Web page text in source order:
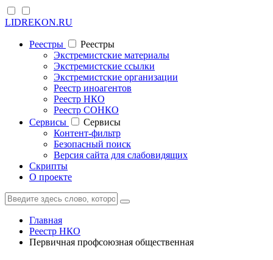
LIDREKON.RU
Реестры
Реестры
Экстремистские материалы
Экстремистские ссылки
Экстремистские организации
Реестр иноагентов
Реестр НКО
Реестр СОНКО
Cервисы
Cервисы
Контент-фильтр
Безопасный поиск
Версия сайта для слабовидящих
Скрипты
О проекте
Главная
Реестр НКО
Первичная профсоюзная общественная